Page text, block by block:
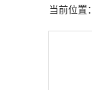
当前位置：